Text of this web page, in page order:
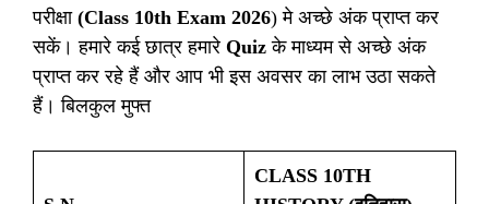
परीक्षा (Class 10th Exam 2026) मे अच्छे अंक प्राप्त कर
सकें। हमारे कई छात्र हमारे Quiz के माध्यम से अच्छे अंक
प्राप्त कर रहे हैं और आप भी इस अवसर का लाभ उठा सकते
हैं। बिलकुल मुफ्त
CLASS 10TH